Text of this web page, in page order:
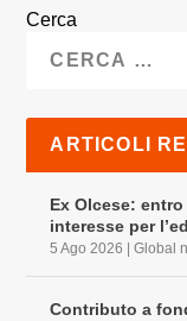
Cerca
ARTICOLI
Ex Olcese:
interesse per
5 Ago 2026 |Global
Contributo a